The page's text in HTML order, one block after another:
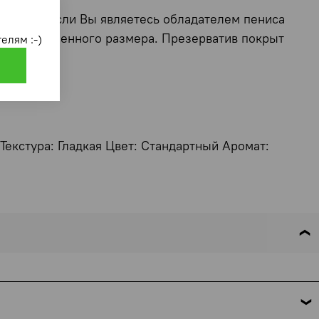
Если Вы являетесь обладателем пениса
увеличенного размера. Презерватив покрыт
Гладкая Цвет: Стандартный Аромат:
:-)